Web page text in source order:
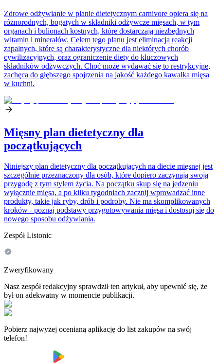
Zdrowe odżywianie w planie dietetycznym carnivore opiera się na
różnorodnych, bogatych w składniki odżywcze mięsach, w tym
organach i bulionach kostnych, które dostarczają niezbędnych
witamin i minerałów. Celem tego planu jest eliminacja reakcji
zapalnych, które są charakterystyczne dla niektórych chorób
cywilizacyjnych, oraz ograniczenie diety do kluczowych
składników odżywczych. Choć może wydawać się to restrykcyjne,
zachęca do głębszego spojrzenia na jakość każdego kawałka mięsa
w kuchni.
Mięsny plan dietetyczny dla
początkujących
Niniejszy plan dietetyczny dla początkujących na diecie mięsnej jest
szczególnie przeznaczony dla osób, które dopiero zaczynają swoją
przygodę z tym stylem życia. Na początku skup się na jedzeniu
wyłącznie mięsa, a po kilku tygodniach zacznij wprowadzać inne
produkty, takie jak ryby, drób i podroby. Nie ma skomplikowanych
kroków - poznaj podstawy przygotowywania mięsa i dostosuj się do
nowego sposobu odżywiania.
Zespół Listonic
Zweryfikowany
Nasz zespół redakcyjny sprawdził ten artykuł, aby upewnić się, że
był on adekwatny w momencie publikacji.
Pobierz najwyżej ocenianą aplikację do list zakupów na swój
telefon!